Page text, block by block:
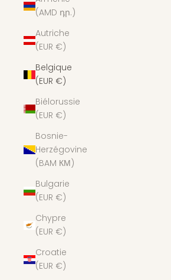
(AMD դր.)
Autriche
(EUR €)
Belgique
(EUR €)
Biélorussie
(EUR €)
Bosnie-
Herzégovine
(BAM КМ)
Bulgarie
(EUR €)
Chypre
(EUR €)
Croatie
(EUR €)